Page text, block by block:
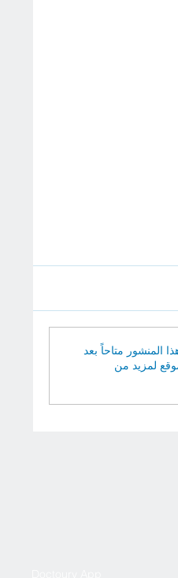
استشاري
المنشور متاحاً بعد
لمزيد من